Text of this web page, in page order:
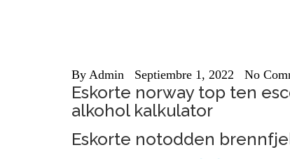
By Admin Septiembre 1, 2022 No
Eskorte norway top ten
alkohol kalkulator
Eskorte notodden